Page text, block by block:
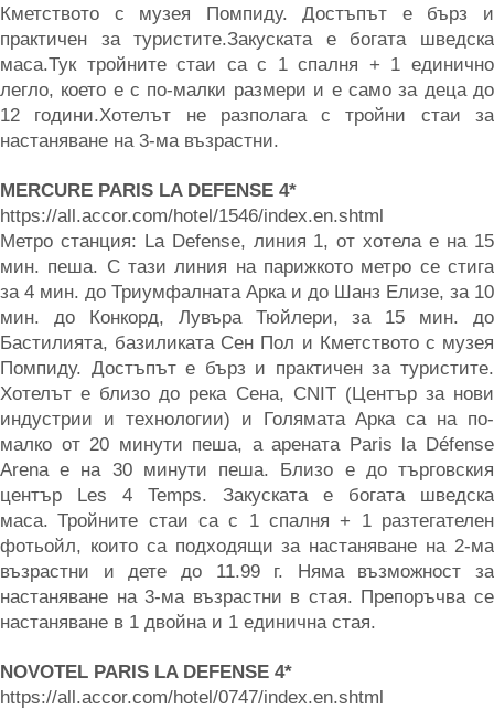
Кметството с музея Помпиду. Достъпът е бърз и
практичен за туристите.Закуската е богата шведска
маса.Тук тройните стаи са с 1 спалня + 1 единично
легло, което е с по-малки размери и е само за деца до
12 години.Хотелът не разполага с тройни стаи за
настаняване на 3-ма възрастни.
MERCURE PARIS LA DEFENSE 4*
https://all.accor.com/hotel/1546/index.en.shtml
Метро станция: La Defense, линия 1, от хотела е на 15
мин. пеша. С тази линия на парижкото метро се стига
за 4 мин. до Триумфалната Арка и до Шанз Елизе, за 10
мин. до Конкорд, Лувъра Тюйлери, за 15 мин. до
Бастилията, базиликата Сен Пол и Кметството с музея
Помпиду. Достъпът е бърз и практичен за туристите.
Хотелът е близо до река Сена, CNIT (Център за нови
индустрии и технологии) и Голямата Арка са на по-
малко от 20 минути пеша, а арената Paris la Défense
Arena е на 30 минути пеша. Близо е до търговския
център Les 4 Temps. Закуската е богата шведска
маса. Тройните стаи са с 1 спалня + 1 разтегателен
фотьойл, които са подходящи за настаняване на 2-ма
възрастни и дете до 11.99 г. Няма възможност за
настаняване на 3-ма възрастни в стая. Препоръчва се
настаняване в 1 двойна и 1 единична стая.
NOVOTEL PARIS LA DEFENSE 4*
https://all.accor.com/hotel/0747/index.en.shtml